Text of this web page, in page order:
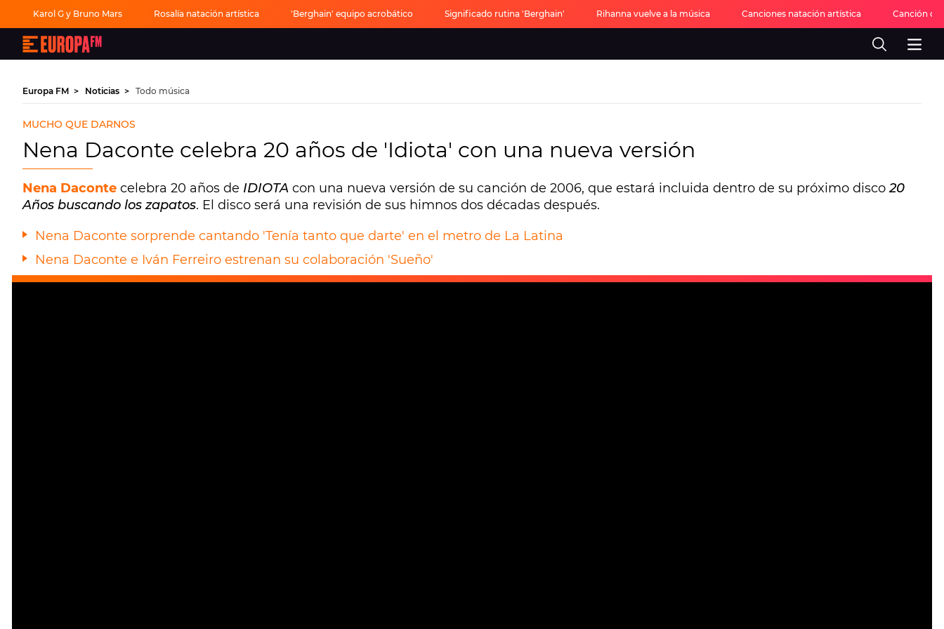
Karol G y Bruno Mars Rosalía natación artística 'Berghain' equipo acrobático Significado rutina 'Berghain' Rihanna vuelve a la música Canciones natación artística Canción
Europa
FM
-
mejor
música,
virales,
celebrities
y
estilo
de
Europa
FM
Europa FM Noticias Todo música
MUCHO QUE DARNOS
Nena Daconte celebra 20 años de 'Idiota' con una nueva versión
Nena Daconte celebra 20 años de IDIOTA con una nueva versión de su canción de 2006, que estará incluida dentro de su próximo disco20
Años buscando los zapatos. El disco será una revisión de sus himnos dos décadas después.
Nena Daconte sorprende cantando 'Tenía tanto que darte' en el metro de La Latina
Nena Daconte e Iván Ferreiro estrenan su colaboración 'Sueño'